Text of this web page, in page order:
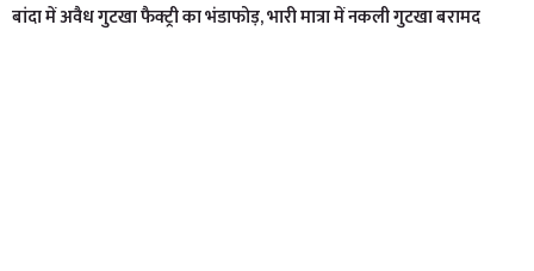
बांदा में अवैध गुटखा फैक्ट्री का भंडाफोड़, भारी मात्रा में नकली गुटखा बरामद